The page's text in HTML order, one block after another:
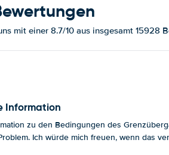
mit einer 8.7/10 aus insgesamt 15928
Information
zu den Bedingungen des
Ich würde mich freuen, wenn das